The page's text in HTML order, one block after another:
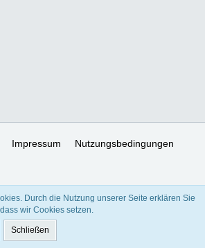
Impressum Nutzungsbedingungen
of Life, erstellt von
Software:WoltLab Suite™ 5.3.24
Durch die Nutzung unserer Seite erklären Sie
wir Cookies setzen.
Schließen